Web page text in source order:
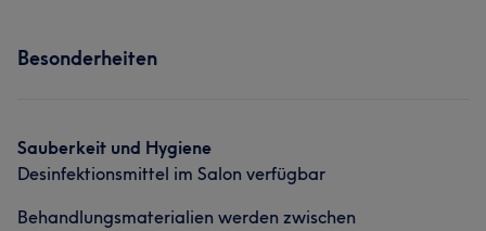
Besonderheiten
Sauberkeit und Hygiene
Desinfektionsmittel im Salon verfügbar
Behandlungsmaterialien werden zwischen